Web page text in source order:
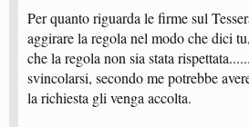
Per quanto riguarda le firme sul
aggirare la regola nel modo che dici
che la regola non sia stata
svincolarsi, secondo me potrebbe
la richiesta gli venga accolta.